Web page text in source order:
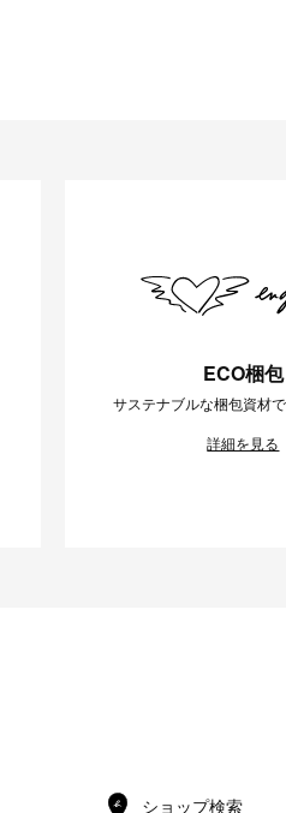
ECO梱包
サステナブルな梱包資材
詳細を見る
ショップ検索